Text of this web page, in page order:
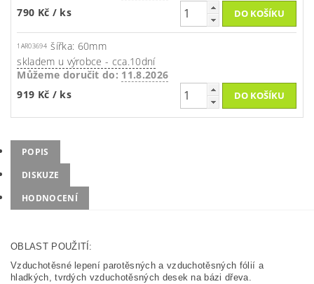
790 Kč / ks
1AR03694 šířka: 60mm
skladem u výrobce - cca.10dní
Můžeme doručit do: 11.8.2026
919 Kč / ks
POPIS
DISKUZE
HODNOCENÍ
OBLAST POUŽITÍ:
Vzduchotěsné lepení parotěsných a vzduchotěsných fólií a
hladkých, tvrdých vzduchotěsných desek na bázi dřeva.